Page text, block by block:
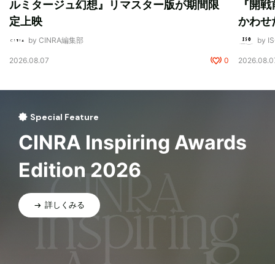
ルミタージュ幻想』リマスター版が期間限
定上映
by CINRA編集部
2026.08.07 0
『開
かわせ
by
Special Feature
CINRA Inspiring Awards
Edition 2026
詳しくみる